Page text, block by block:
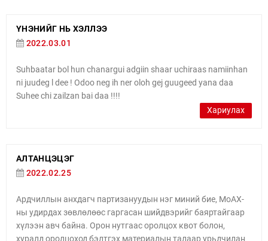
ҮНЭНИЙГ НЬ ХЭЛЛЭЭ
2022.03.01
Suhbaatar bol hun chanargui adgiin shaar uchiraas namiinhan
ni juudeg l dee ! Odoo neg ih ner oloh gej guugeed yana daa
Suhee chi zailzan bai daa !!!!
Хариулах
АЛТАНЦЭЦЭГ
2022.02.25
Ардчиллын анхдагч партизануудын нэг миний бие, МоАХ-
ны удирдах зөвлөлөөс гаргасан шийдвэрийг баяртайгаар
хүлээн авч байна. Орон нутгаас оролцох квот болон,
хуралд оролцоход бэлтгэх материалын талаар урьдчилан